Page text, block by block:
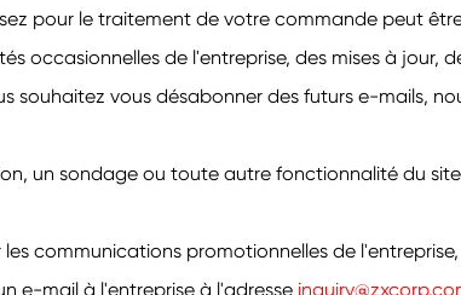
pour le traitement de votre commande peut
occasionnelles de l'entreprise, des mises à jour,
souhaitez vous désabonner des futurs e-mails,
un sondage ou toute autre fonctionnalité du site
les communications promotionnelles de
e-mail à l'entreprise à l'adresse